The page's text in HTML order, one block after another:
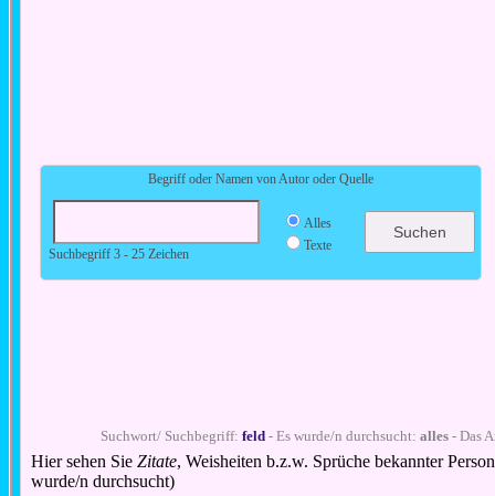
Begriff oder Namen von Autor oder Quelle
Suchbegriff 3 - 25 Zeichen
Alles
Texte
Suchwort/ Suchbegriff: feld- Es wurde/n durchsucht: alles- Das
Hier sehen SieZitate, Weisheiten b.z.w. Sprüche bekannter
wurde/n durchsucht)